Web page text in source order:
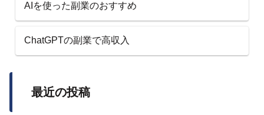
AIを使った副業のおすすめ
ChatGPTの副業で高収入
最近の投稿